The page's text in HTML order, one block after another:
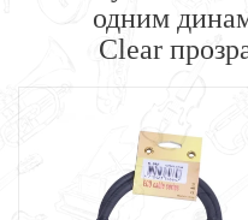
одним
Clear